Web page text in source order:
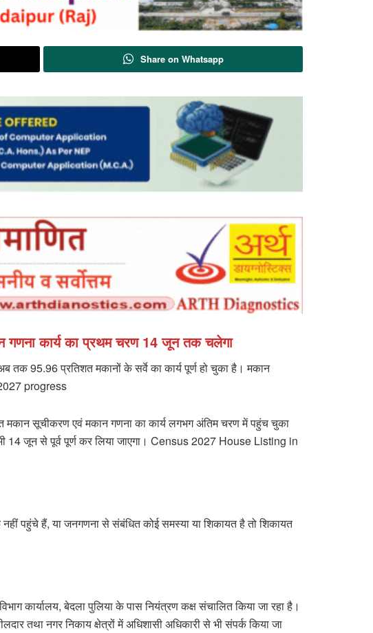
Share on Whatsapp
गणना कार्य का प्रथम चरण 14 जून तक चलेगा
95.96 प्रतिशत मकानों के सर्वे का कार्य पूर्ण हो चुका है। मकान
progress
मकान सूचीकरण एवं मकान गणना का कार्य लगभग अंतिम चरण में पहुंच चुका
14 जून से पूर्व पूर्ण कर लिया जाएगा। Census 2027 House Listing in
नहीं पहुंचे हैं, या जनगणना से संबंधित कोई समस्या या शिकायत है तो शिकायत
कार्यालय, बेदला पुलिया के पास नियंत्रण कक्ष संचालित किया जा रहा है।
तथा नगर निकाय क्षेत्रों में अधिशासी अधिकारी से भी संपर्क किया जा